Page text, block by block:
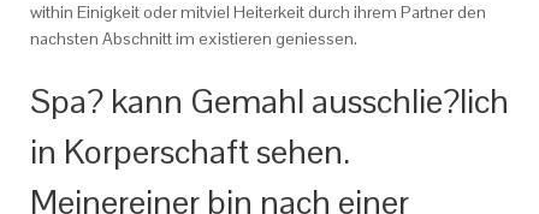
within Einigkeit oder mitviel Heiterkeit durch ihrem Partner den
nachsten Abschnitt im existieren geniessen.
Spa? kann Gemahl ausschlie?lich
in Korperschaft sehen.
Meinereiner bin nach einer